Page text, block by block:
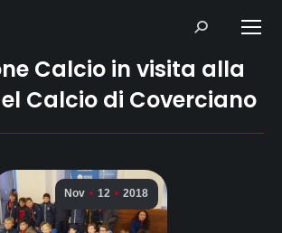
Search:
Calcio in visita alla
Calcio di Coverciano
Nov 12 2018